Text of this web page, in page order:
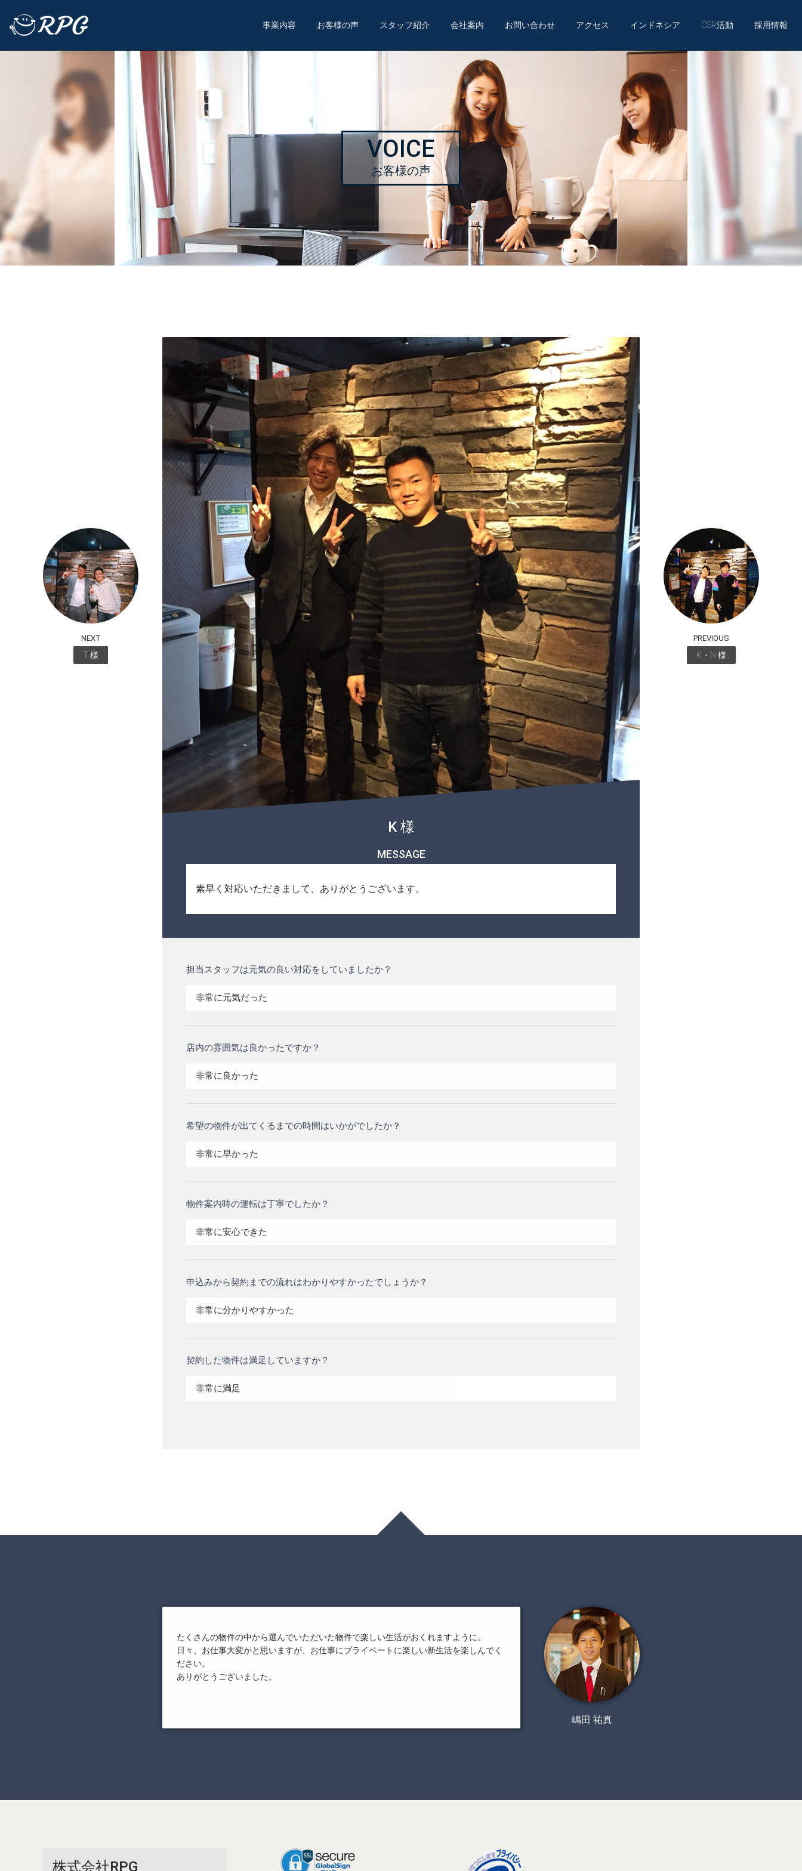
事業内容 お客様の声 スタッフ紹介 会社案内 お問い合わせ アクセス インドネシア CSR活動 採用情報
VOICE
お客様の声
K 様
MESSAGE
素早く対応いただきまして、ありがとうございます。
担当スタッフは元気の良い対応をしていましたか？
非常に元気だった
店内の雰囲気は良かったですか？
非常に良かった
希望の物件が出てくるまでの時間はいかがでしたか？
非常に早かった
物件案内時の運転は丁寧でしたか？
非常に安心できた
申込みから契約までの流れはわかりやすかったでしょうか？
非常に分かりやすかった
契約した物件は満足していますか？
非常に満足
NEXT
T 様
PREVIOUS
K・N 様
嶋田 祐真
たくさんの物件の中から選んでいただいた物件で楽しい生活がおくれますように。
日々、お仕事大変かと思いますが、お仕事にプライベートに楽しい新生活を楽しんでく
ださい。
ありがとうございました。
株式会社RPG